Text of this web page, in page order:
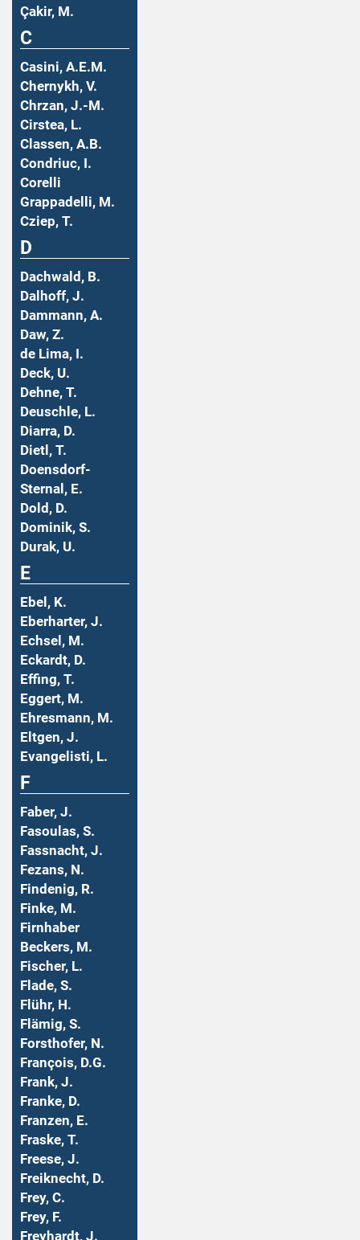
Çakir, M.
C
Casini, A.E.M.
Chernykh, V.
Chrzan, J.-M.
Cirstea, L.
Classen, A.B.
Condriuc, I.
Corelli
Grappadelli, M.
Cziep, T.
D
Dachwald, B.
Dalhoff, J.
Dammann, A.
Daw, Z.
de Lima, I.
Deck, U.
Dehne, T.
Deuschle, L.
Diarra, D.
Dietl, T.
Doensdorf-
Sternal, E.
Dold, D.
Dominik, S.
Durak, U.
E
Ebel, K.
Eberharter, J.
Echsel, M.
Eckardt, D.
Effing, T.
Eggert, M.
Ehresmann, M.
Eltgen, J.
Evangelisti, L.
F
Faber, J.
Fasoulas, S.
Fassnacht, J.
Fezans, N.
Findenig, R.
Finke, M.
Firnhaber
Beckers, M.
Fischer, L.
Flade, S.
Flühr, H.
Flämig, S.
Forsthofer, N.
François, D.G.
Frank, J.
Franke, D.
Franzen, E.
Fraske, T.
Freese, J.
Freiknecht, D.
Frey, C.
Frey, F.
Freyhardt, J.